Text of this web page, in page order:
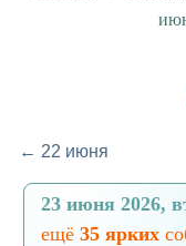
← 22 июня
23 июня 2026,
ещё 35 ярких